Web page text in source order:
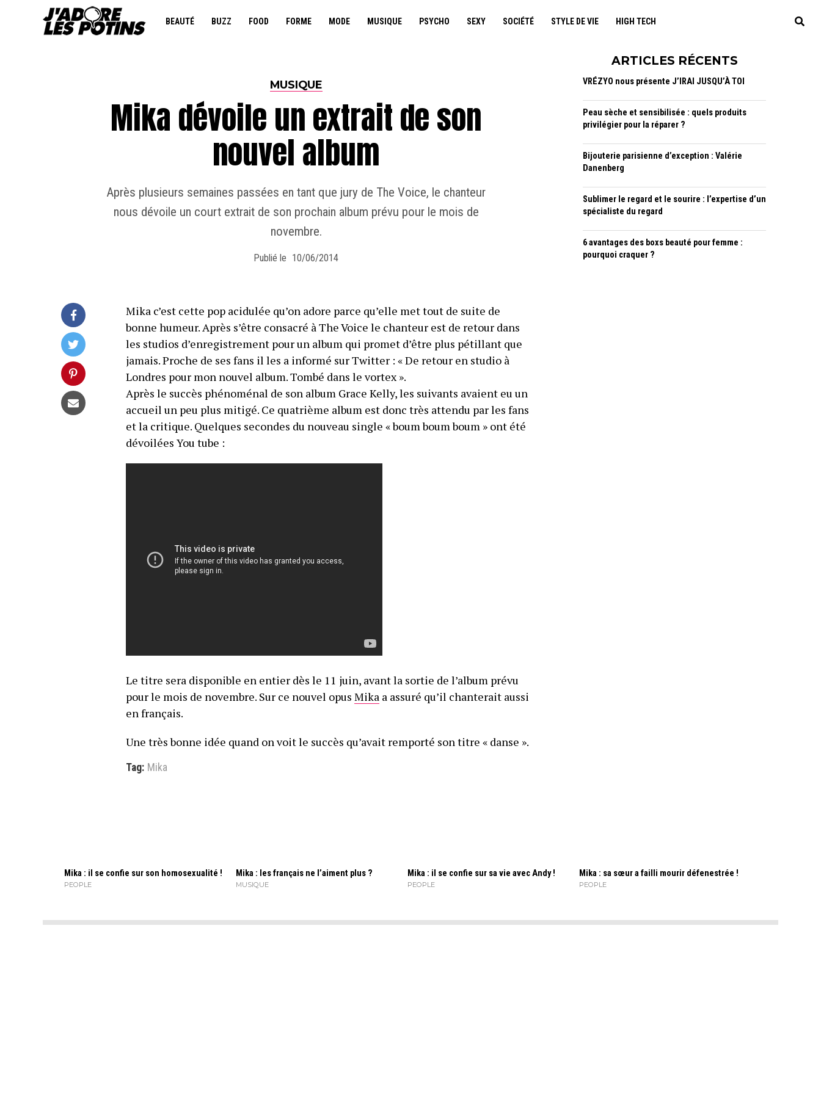
BEAUTÉ BUZZ FOOD FORME MODE MUSIQUE PSYCHO SEXY SOCIÉTÉ STYLE DE VIE HIGH TECH
MUSIQUE
Mika dévoile un extrait de son
nouvel album
Après plusieurs semaines passées en tant que jury de The Voice, le chanteur
nous dévoile un court extrait de son prochain album prévu pour le mois de
novembre.
Publié le 10/06/2014
Mika c’est cette pop acidulée qu’on adore parce qu’elle met tout de suite de
bonne humeur. Après s’être consacré à The Voice le chanteur est de retour dans
les studios d’enregistrement pour un album qui promet d’être plus pétillant que
jamais. Proche de ses fans il les a informé sur Twitter : « De retour en studio à
Londres pour mon nouvel album. Tombé dans le vortex ».
Après le succès phénoménal de son album Grace Kelly, les suivants avaient eu un
accueil un peu plus mitigé. Ce quatrième album est donc très attendu par les fans
et la critique. Quelques secondes du nouveau single « boum boum boum » ont été
dévoilées You tube :
Le titre sera disponible en entier dès le 11 juin, avant la sortie de l’album prévu
pour le mois de novembre. Sur ce nouvel opus Mikaa assuré qu’il chanterait aussi
en français.
Une très bonne idée quand on voit le succès qu’avait remporté son titre « danse ».
Tag: Mika
ARTICLES RÉCENTS
VRÉZYO nous présente J’IRAI JUSQU’À TOI
Peau sèche et sensibilisée : quels produits
privilégier pour la réparer ?
Bijouterie parisienne d’exception : Valérie
Danenberg
Sublimer le regard et le sourire : l’expertise d’un
spécialiste du regard
6 avantages des boxs beauté pour femme :
pourquoi craquer ?
Mika : il se confie sur son homosexualité !
PEOPLE
Mika : les français ne l’aiment plus ?
MUSIQUE
Mika : il se confie sur sa vie avec Andy !
PEOPLE
Mika : sa sœur a failli mourir défenestrée !
PEOPLE